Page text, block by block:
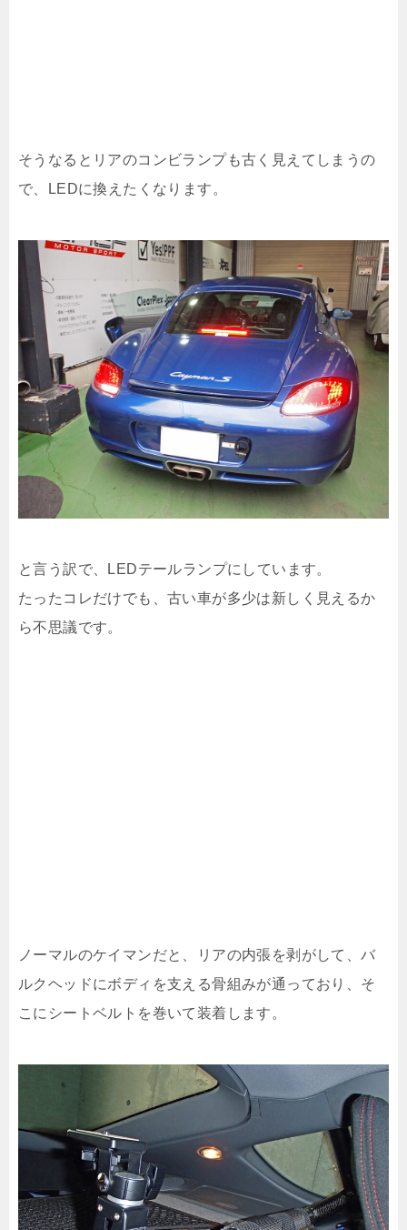
そうなるとリアのコンビランプも古く見えてしまうの
で、LEDに換えたくなります。
と言う訳で、LEDテールランプにしています。
たったコレだけでも、古い車が多少は新しく見えるか
ら不思議です。
ノーマルのケイマンだと、リアの内張を剥がして、バ
ルクヘッドにボディを支える骨組みが通っており、そ
こにシートベルトを巻いて装着します。